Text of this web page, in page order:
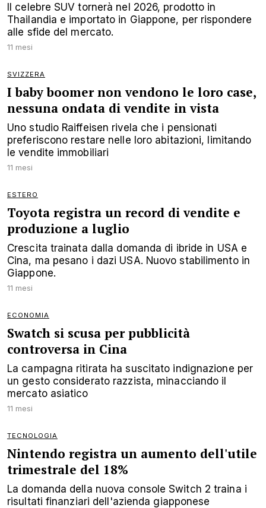
Il celebre SUV tornerà nel 2026, prodotto in
Thailandia e importato in Giappone, per rispondere
alle sfide del mercato.
11 mesi
SVIZZERA
I baby boomer non vendono le loro case,
nessuna ondata di vendite in vista
Uno studio Raiffeisen rivela che i pensionati
preferiscono restare nelle loro abitazioni, limitando
le vendite immobiliari
11 mesi
ESTERO
Toyota registra un record di vendite e
produzione a luglio
Crescita trainata dalla domanda di ibride in USA e
Cina, ma pesano i dazi USA. Nuovo stabilimento in
Giappone.
11 mesi
ECONOMIA
Swatch si scusa per pubblicità
controversa in Cina
La campagna ritirata ha suscitato indignazione per
un gesto considerato razzista, minacciando il
mercato asiatico
11 mesi
TECNOLOGIA
Nintendo registra un aumento dell'utile
trimestrale del 18%
La domanda della nuova console Switch 2 traina i
risultati finanziari dell'azienda giapponese